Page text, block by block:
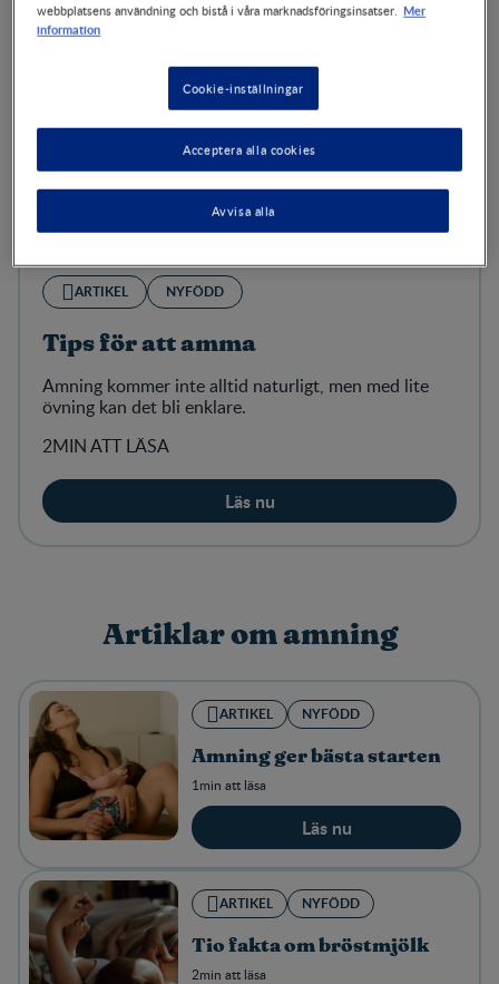
ARTIKEL NYFÖDD
Tips för att amma
Amning kommer inte alltid naturligt, men med lite
övning kan det bli enklare.
2MIN ATT LÄSA
Läs nu
Artiklar om amning
ARTIKEL NYFÖDD
Amning ger bästa starten
1min att läsa
Läs nu
ARTIKEL NYFÖDD
Tio fakta om bröstmjölk
2min att läsa
webbplatsens användning och bistå i våra marknadsföringsinsatser. Mer
information
Cookie-inställningar
Avvisa alla
Acceptera alla cookies